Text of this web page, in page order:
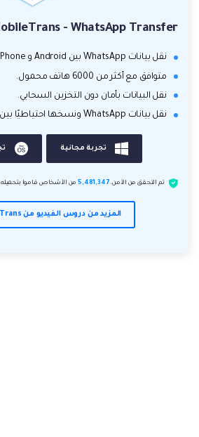
- WhatsApp Transfer
نقل بيانات WhatsApp بين Android و iPhone بنقرات قليلة.
متوافق مع أكثر من 6000 هاتف محمول.
نقل البيانات بأمان دون التخزين السحابي.
نقل بيانات WhatsApp ونسخها احتياطيًا بين الهاتف والكمبيوتر.
تجربة مجانية
تم التحقق من الأمن.5,481,347 من الأشخاص قاموا بتحميله.
المزيد من دروس الفيديو من MobileTrans >>